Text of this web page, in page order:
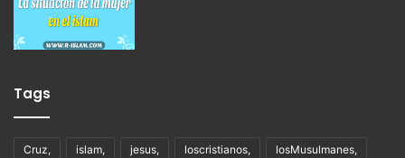
Tags
Cruz, islam, jesus, loscristianos, losMusulmanes,